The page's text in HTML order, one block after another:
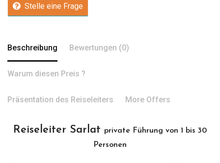
Stelle eine Frage
Beschreibung Bewertungen (0)
Warum diesen Preis ?
Präsentation des Reiseleiters More Offers
Reiseleiter Sarlat private Führung von 1 bis 30
Personen